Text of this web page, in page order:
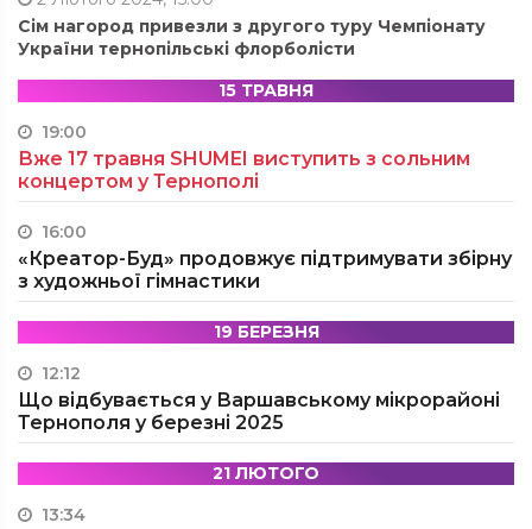
Сім нагород привезли з другого туру Чемпіонату
України тернопільські флорболісти
15 ТРАВНЯ
19:00
Вже 17 травня SHUMEI виступить з сольним
концертом у Тернополі
16:00
«Креатор-Буд» продовжує підтримувати збірну
з художньої гімнастики
19 БЕРЕЗНЯ
12:12
Що відбувається у Варшавському мікрорайоні
Тернополя у березні 2025
21 ЛЮТОГО
13:34